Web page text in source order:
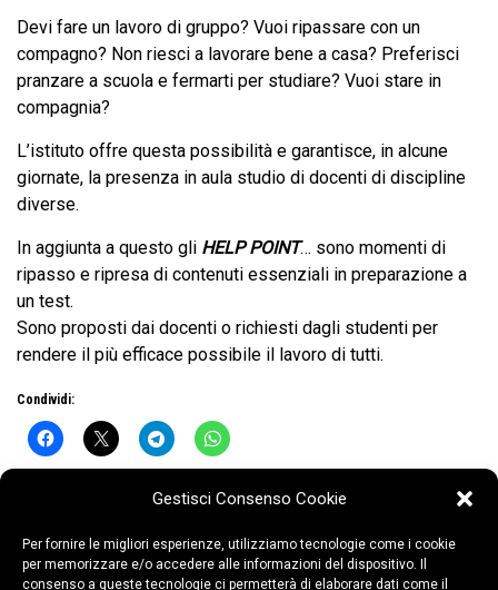
Gestisci Consenso Cookie
Per fornire le migliori esperienze, utilizziamo tecnologie come i cookie
per memorizzare e/o accedere alle informazioni del dispositivo. Il
consenso a queste tecnologie ci permetterà di elaborare dati come il
Devi fare un lavoro di gruppo? Vuoi ripassare con un
compagno? Non riesci a lavorare bene a casa? Preferisci
pranzare a scuola e fermarti per studiare? Vuoi stare in
compagnia?
L’istituto offre questa possibilità e garantisce, in alcune
giornate, la presenza in aula studio di docenti di discipline
diverse.
In aggiunta a questo gli HELP POINT… sono momenti di
ripasso e ripresa di contenuti essenziali in preparazione a
un test.
Sono proposti dai docenti o richiesti dagli studenti per
rendere il più efficace possibile il lavoro di tutti.
Condividi: